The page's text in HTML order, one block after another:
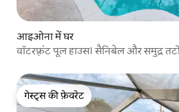
आइओना में घर
वॉटरफ़्रंट पूल हाउस। सैनिबेल और समुद्र
गेस्ट्स की फ़ेवरेट
गेस्ट्स की फ़ेवरेट